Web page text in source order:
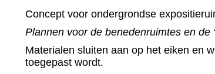
Concept voor ondergrondse
Plannen voor de benedenruimtes en de
Materialen sluiten aan op het eiken en
toegepast wordt.